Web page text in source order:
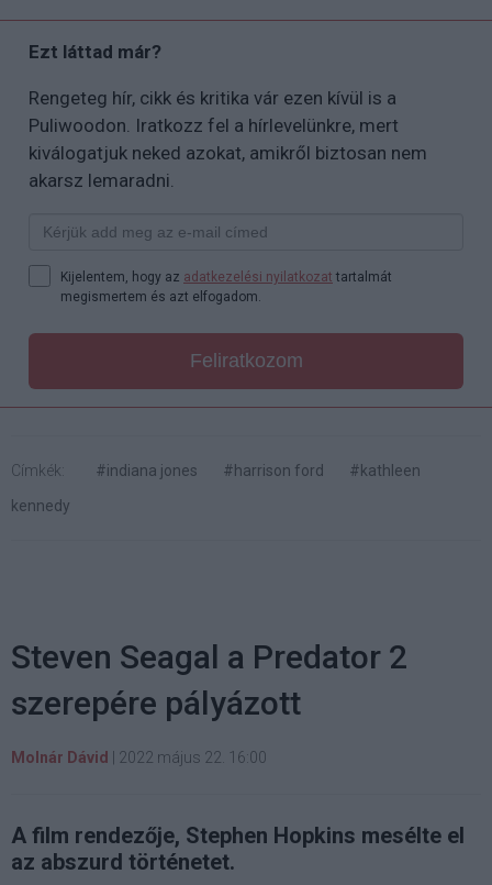
Ezt láttad már?
Rengeteg hír, cikk és kritika vár ezen kívül is a
Puliwoodon. Iratkozz fel a hírlevelünkre, mert
kiválogatjuk neked azokat, amikről biztosan nem
akarsz lemaradni.
Kijelentem, hogy az adatkezelési nyilatkozat tartalmát
megismertem és azt elfogadom.
Feliratkozom
Címkék: #indiana jones #harrison ford
#kathleen
kennedy
Steven Seagal a Predator 2
szerepére pályázott
Molnár Dávid 2022 május 22. 16:00
A film rendezője, Stephen Hopkins mesélte el
az abszurd történetet.